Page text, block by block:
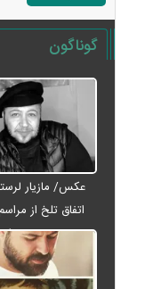
گوناگون
عکس/ مازیار
اتفاق تلخ از
عبدی